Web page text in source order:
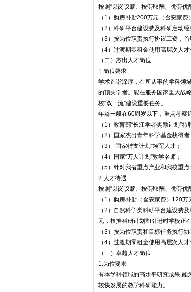
按照“以岗议薪、按劳取酬、优劳优
（1）购房补贴200万元（含安家
（2）科研平台建设费及科研启动
（3）按岗位职责执行协议工资，
（4）过渡期零租金使用高层次人才
（二）杰出人才岗位
1.岗位要求
学术造诣深厚，在所从事的学科领
的顶尖学者。能在服务国家重大战
校“双一流”建设重要任务。
年龄一般在60周岁以下，重点考察
（1）教育部“长江学者奖励计划”特
（2）国家杰出青年科学基金获得者
（3）“国家特支计划”领军人才；
（4）国家“万人计划”教学名师；
（5）针对我省重点产业和我校重
2.人才待遇
按照“以岗议薪、按劳取酬、优劳优
（1）购房补贴（含安家费）120
（2）自然科学类科研平台建设费
元，根据科研计划和引进时学校正
（3）按岗位职责和目标任务执行
（4）过渡期零租金使用高层次人才
（三）卓越人才岗位
1.岗位要求
有本学科领域的高水平研究成果,能
较快发展的教学科研能力。